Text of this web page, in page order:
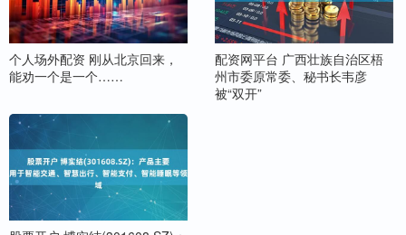
个人场外配资 刚从北京回来，
能劝一个是一个……
配资网平台 广西壮族自治区梧
州市委原常委、秘书长韦彦
被“双开”